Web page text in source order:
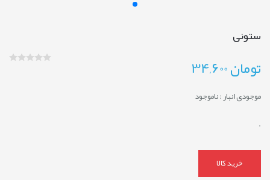
ستونی
تومان
موجودی انبار :ناموجود
.
خرید کالا